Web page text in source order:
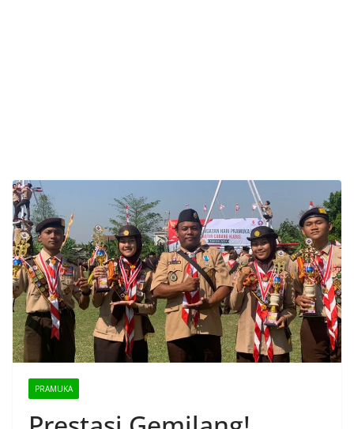
PRAMUKA